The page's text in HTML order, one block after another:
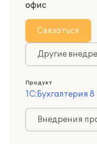
офис
Связаться
Другие
Продукт
1С:Бухгалтерия 8
Внедрения